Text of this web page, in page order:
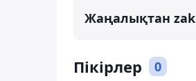
Жаңалықтан
Пікірлер 0